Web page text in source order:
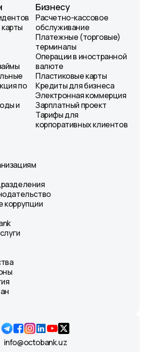
по
и
Бизнесу
Расчетно-кассовое
обслуживание
Платежные (торговые)
терминалы
Операции в иностранной
валюте
Пластиковые карты
Кредиты для бизнеса
Электронная коммерция
Зарплатный проект
Тарифы для
корпоративных клиентов
коррупции
info@octobank.uz